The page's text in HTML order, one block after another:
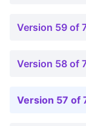
Version 59 of
Version 58 of
Version 57 of